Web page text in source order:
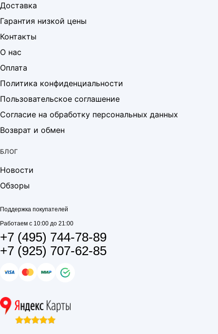
Доставка
Гарантия низкой цены
Контакты
О нас
Оплата
Политика конфиденциальности
Пользовательское соглашение
Согласие на обработку персональных данных
Возврат и обмен
БЛОГ
Новости
Обзоры
Поддержка покупателей
Работаем с 10:00 до 21:00
+7 (495) 744-78-89
+7 (925) 707-62-85